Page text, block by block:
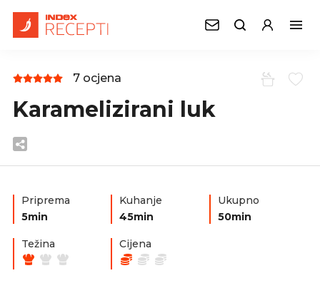
7 ocjena
Karamelizirani luk
Priprema
5min
Kuhanje
45min
Ukupno
50min
Težina Cijena